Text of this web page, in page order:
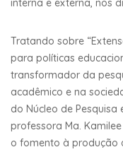
interna e externa, nos
Tratando sobre
para políticas
transformador da
acadêmico e na
do Núcleo de Pesquisa
professora Ma.
o fomento à produção